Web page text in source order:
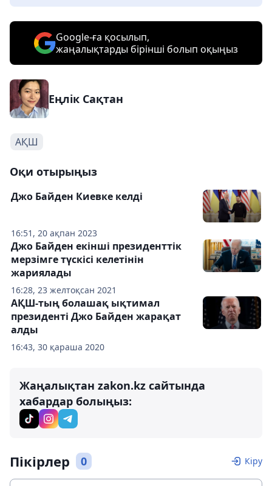
Google-ға қосылып,
жаңалықтарды бірінші болып оқыңыз
Еңлік Сақтан
АҚШ
Оқи отырыңыз
16:51, 20 ақпан 2023
Джо Байден Киевке келді
16:28, 23 желтоқсан 2021
Джо Байден екінші президенттік
мерзімге түскісі келетінін
жариялады
16:43, 30 қараша 2020
АҚШ-тың болашақ ықтимал
президенті Джо Байден жарақат
алды
Жаңалықтан zakon.kz сайтында
хабардар болыңыз:
Пікірлер 0 Кіру